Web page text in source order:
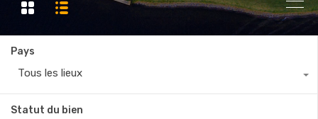
Pays
Tous les lieux
Statut du bien